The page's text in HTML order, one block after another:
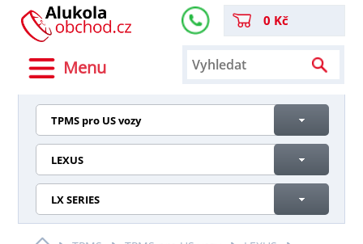
Menu
0 Kč
TPMS pro US vozy
LEXUS
LX SERIES